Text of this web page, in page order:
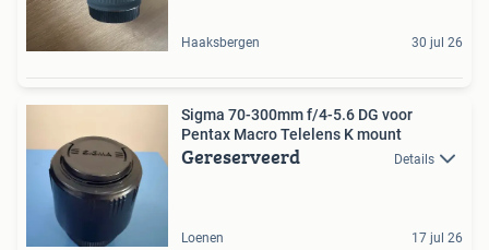
Haaksbergen 30 jul 26
Sigma 70-300mm f/4-5.6 DG voor
Pentax Macro Telelens K mount
Gereserveerd Details
Loenen 17 jul 26